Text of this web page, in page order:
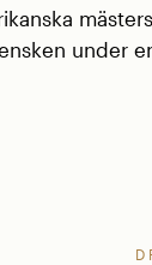
under